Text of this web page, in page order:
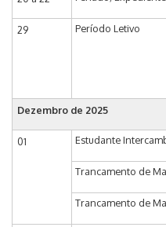
29 Período Letivo
Dezembro de 2025
01 Estudante
Trancamento de
Trancamento de